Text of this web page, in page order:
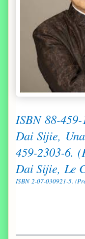
ISBN 88-
Dai Sijie,
459-2303-6.
Dai Sijie, Le
ISBN 2-07-030921-5. (